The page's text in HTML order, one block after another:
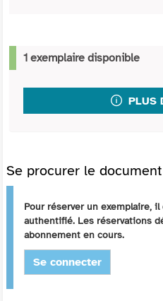
1 exemplaire disponible
PLUS
Se procurer le document
Pour réserver un exemplaire,
authentifié. Les réservations
abonnement en cours.
Se connecter